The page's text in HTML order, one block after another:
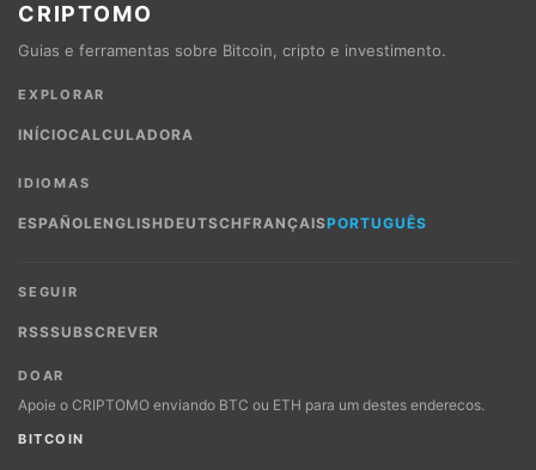
CRIPTOMO
Guias e ferramentas sobre Bitcoin, cripto e investimento.
EXPLORAR
INÍCIOCALCULADORA
IDIOMAS
ESPAÑOLENGLISHDEUTSCHFRANÇAISPORTUGUÊS
SEGUIR
RSSSUBSCREVER
DOAR
Apoie o CRIPTOMO enviando BTC ou ETH para um destes enderecos.
BITCOIN